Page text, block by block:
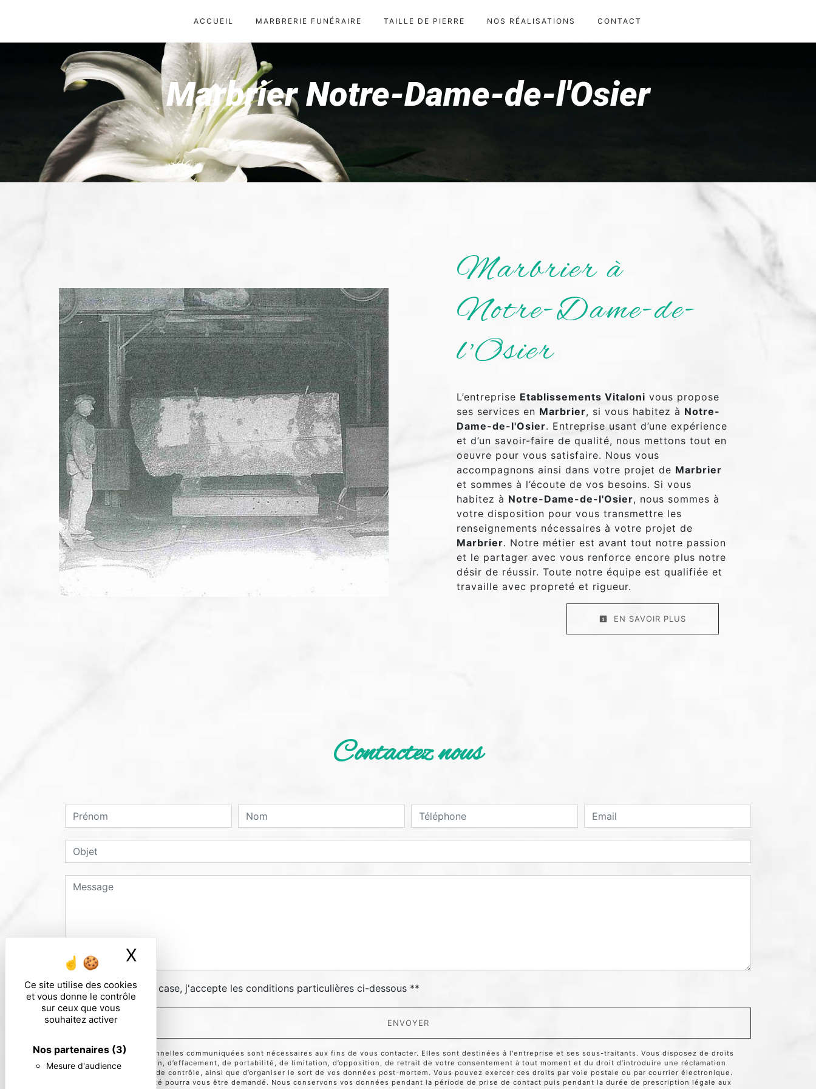
Ce site utilise des cookies
et vous donne le contrôle
sur ceux que vous
souhaitez activer
Nos partenaires (3)
Mesure d'audience
X
ACCUEIL MARBRERIE FUNÉRAIRE TAILLE DE PIERRE NOS RÉALISATIONS CONTACT
Marbrier Notre-Dame-de-l'Osier
Marbrier à
Notre-Dame-de-
l'Osier
L’entreprise Etablissements Vitaloni vous propose
ses services en Marbrier, si vous habitez à Notre-
Dame-de-l'Osier. Entreprise usant d’une expérience
et d’un savoir-faire de qualité, nous mettons tout en
oeuvre pour vous satisfaire. Nous vous
accompagnons ainsi dans votre projet de Marbrier
et sommes à l’écoute de vos besoins. Si vous
habitez à Notre-Dame-de-l'Osier, nous sommes à
votre disposition pour vous transmettre les
renseignements nécessaires à votre projet de
Marbrier. Notre métier est avant tout notre passion
et le partager avec vous renforce encore plus notre
désir de réussir. Toute notre équipe est qualifiée et
travaille avec propreté et rigueur.
EN SAVOIR PLUS
Contactez nous
En cochant cette case, j'accepte les conditions particulières ci-dessous **
ENVOYER
** Les données personnelles communiquées sont nécessaires aux fins de vous contacter. Elles sont destinées à l'entreprise et ses sous-traitants. Vous disposez de droits
d’accès, de rectification, d’effacement, de portabilité, de limitation, d’opposition, de retrait de votre consentement à tout moment et du droit d’introduire une réclamation
auprès d’une autorité de contrôle, ainsi que d’organiser le sort de vos données post-mortem. Vous pouvez exercer ces droits par voie postale ou par courrier électronique.
Un justificatif d'identité pourra vous être demandé. Nous conservons vos données pendant la période de prise de contact puis pendant la durée de prescription légale aux